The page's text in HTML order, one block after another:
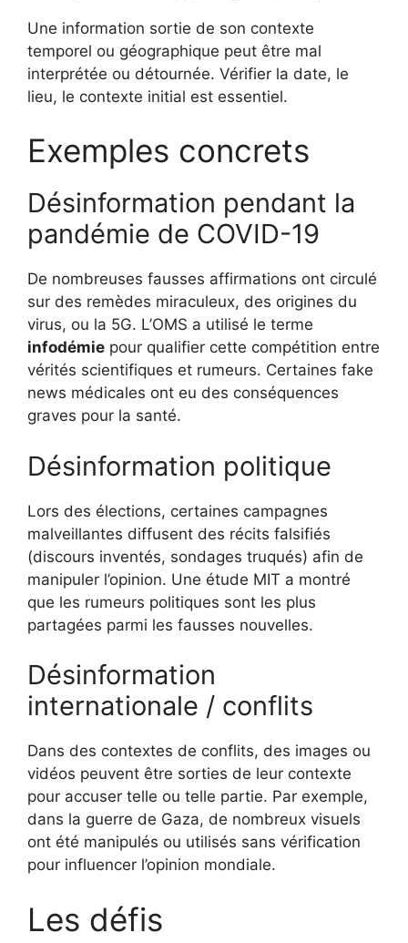
Une information sortie de son contexte
temporel ou géographique peut être mal
interprétée ou détournée. Vérifier la date, le
lieu, le contexte initial est essentiel.
Exemples concrets
Désinformation pendant la
pandémie de COVID-19
De nombreuses fausses affirmations ont circulé
sur des remèdes miraculeux, des origines du
virus, ou la 5G. L’OMS a utilisé le terme
infodémie pour qualifier cette compétition entre
vérités scientifiques et rumeurs. Certaines fake
news médicales ont eu des conséquences
graves pour la santé.
Désinformation politique
Lors des élections, certaines campagnes
malveillantes diffusent des récits falsifiés
(discours inventés, sondages truqués) afin de
manipuler l’opinion. Une étude MIT a montré
que les rumeurs politiques sont les plus
partagées parmi les fausses nouvelles.
Désinformation
internationale / conflits
Dans des contextes de conflits, des images ou
vidéos peuvent être sorties de leur contexte
pour accuser telle ou telle partie. Par exemple,
dans la guerre de Gaza, de nombreux visuels
ont été manipulés ou utilisés sans vérification
pour influencer l’opinion mondiale.
Les défis